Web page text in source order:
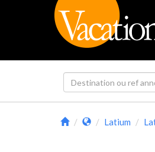
Latium